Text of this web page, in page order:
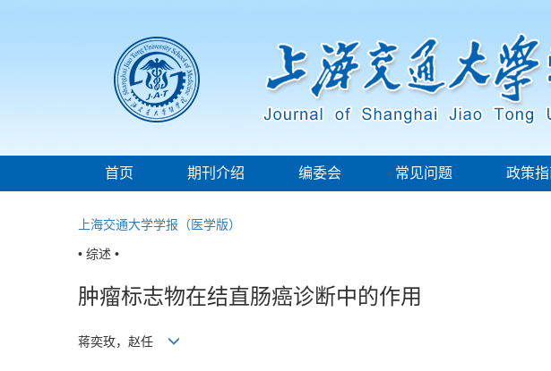
首页 期刊介绍 编委会 常见问题 政策
上海交通大学学报（医学版）
• 综述 •
肿瘤标志物在结直肠癌诊断中的作用
蒋奕玫，赵任